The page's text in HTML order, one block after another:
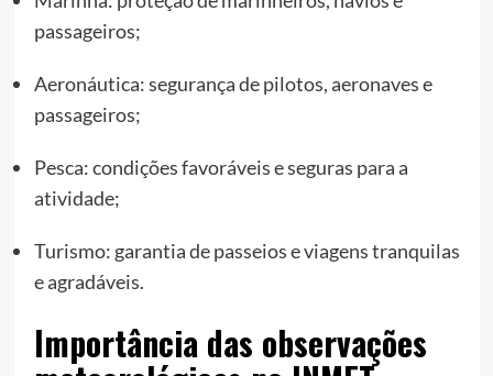
passageiros;
Aeronáutica: segurança de pilotos, aeronaves e
passageiros;
Pesca: condições favoráveis e seguras para a
atividade;
Turismo: garantia de passeios e viagens tranquilas
e agradáveis.
Importância das observações